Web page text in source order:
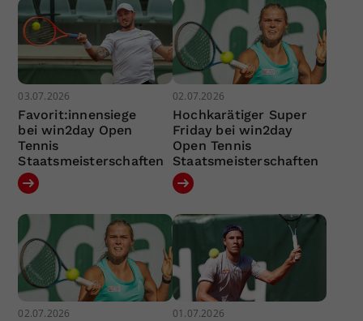
03.07.2026
Favorit:innensiege
bei win2day Open
Tennis
Staatsmeisterschaften
02.07.2026
Hochkarätiger Super
Friday bei win2day
Open Tennis
Staatsmeisterschaften
02.07.2026 01.07.2026